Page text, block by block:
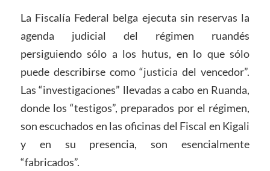
La Fiscalía Federal belga ejecuta sin reservas la
agenda judicial del régimen ruandés
persiguiendo sólo a los hutus, en lo que sólo
puede describirse como “justicia del vencedor”.
Las “investigaciones” llevadas a cabo en Ruanda,
donde los “testigos”, preparados por el régimen,
son escuchados en las oficinas del Fiscal en Kigali
y en su presencia, son esencialmente
“fabricados”.